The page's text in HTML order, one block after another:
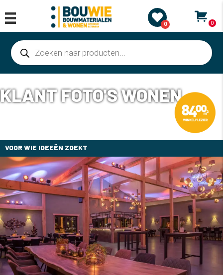
0 0
Producten
zoeken
KLANT FOTO'S WONEN
VOOR WIE IDEEËN ZOEKT